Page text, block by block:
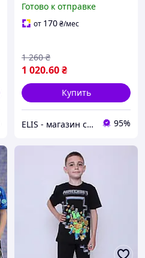
шорты)
Готово к отправке
от 170₴/мес
1 020.60₴
1 260 ₴
Купить
ELIS - магазин спортивной одежды 95%